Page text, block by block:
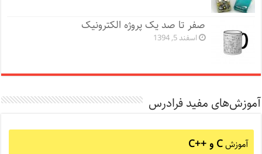
صفر تا صد یک پروژه الکترونیک
اسفند 5, 1394
آموزش‌های مفید فرادرس
آموزشC و C++‎